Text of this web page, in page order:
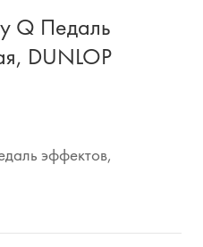
Q Педаль
DUNLOP
эффектов,